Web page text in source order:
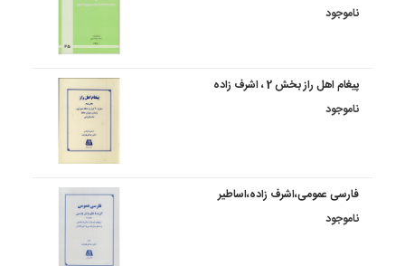
ناموجود
پیغام اهل راز بخش 2 ، اشرف زاده
ناموجود
فارسی‏ عمومی،اشرف‏ زاده‏،اساطیر
ناموجود